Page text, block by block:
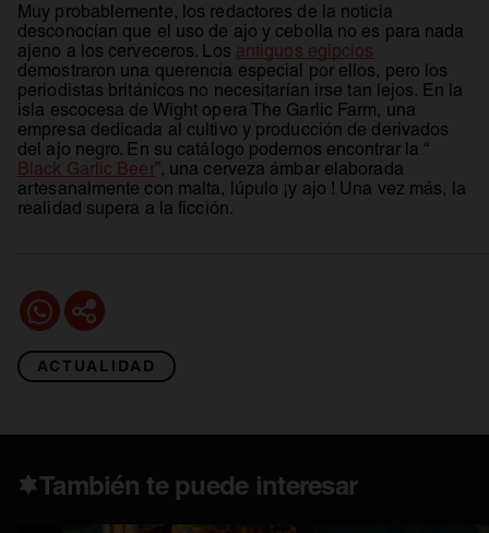
Muy probablemente, los redactores de la noticia
desconocían que el uso de ajo y cebolla no es para nada
ajeno a los cerveceros. Los antiguos egipcios
demostraron una querencia especial por ellos, pero los
periodistas británicos no necesitarían irse tan lejos. En la
isla escocesa de Wight opera The Garlic Farm, una
empresa dedicada al cultivo y producción de derivados
del ajo negro. En su catálogo podemos encontrar la “
Black Garlic Beerse abre en una pestaña nueva
”, una cerveza ámbar elaborada
artesanalmente con malta, lúpulo ¡y ajo ! Una vez más, la
realidad supera a la ficción.
ACTUALIDAD
También te puede interesar